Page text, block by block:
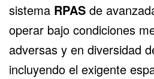
sistema RPAS de
operar bajo condiciones
adversas y en diversidad
incluyendo el exigente